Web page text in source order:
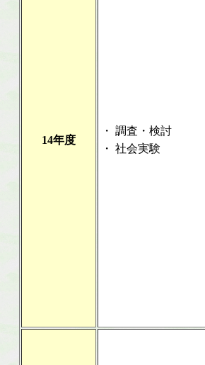
14年度
・ 調査・検討
・ 社会実験